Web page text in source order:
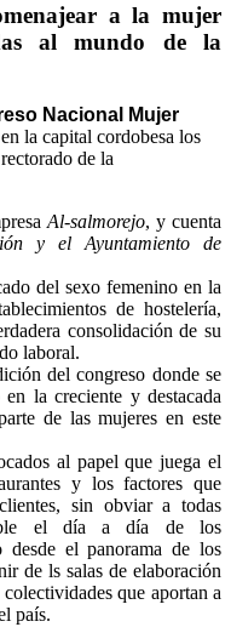
a la mujer
al mundo de la
Nacional Mujer
la capital cordobesa los
de la
Al-salmorejo, y cuenta
y el Ayuntamiento de
del sexo femenino en la
de hostelería,
consolidación de su
laboral.
del congreso donde se
la creciente y destacada
de las mujeres en este
al papel que juega el
y los factores que
sin obviar a todas
el día a día de los
desde el panorama de los
de ls salas de elaboración
que aportan a
país.